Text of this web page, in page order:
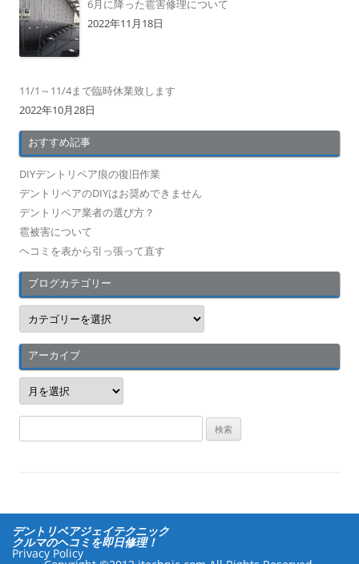
6月に降った雹害修理について
2022年11月18日
11/1～11/4まで臨時休業致します
2022年10月28日
おすすめ記事
DIYデントリペア痕の復旧作業
デントリペアのDIYはお奨めできません
デントリペア業者の選び方？
雹被害について
ヘコミを表から引っ張って直す
ブログカテゴリー
ブ
ロ
グ
カ
テ
ゴ
リ
アーカイブ
ア
ー
カ
イ
索
デントリペアジェイテクニック
クルマのヘコミを即日修理！
Privacy Policy